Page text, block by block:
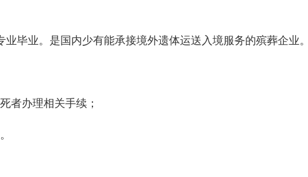
毕业。是国内少有能承接境外遗体运送入境服务的殡葬企业
者办理相关手续；